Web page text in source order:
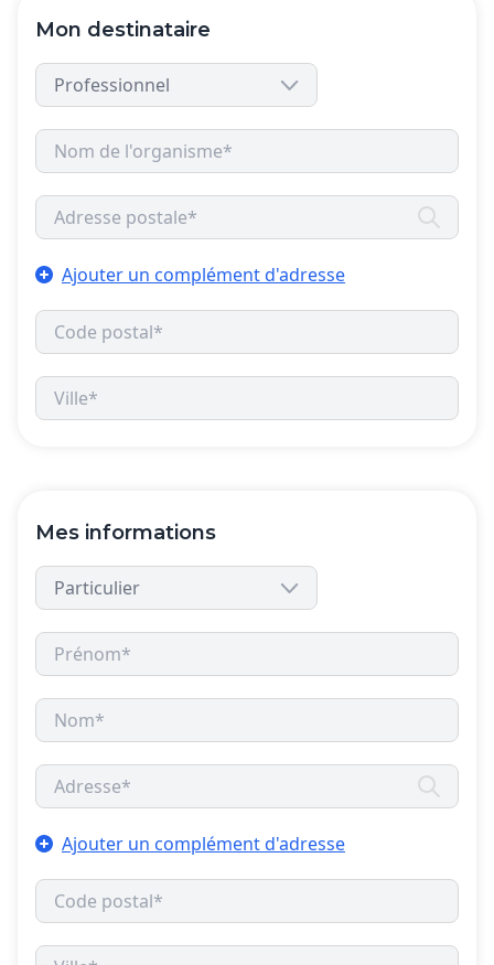
Mon destinataire
Ajouter un complément d'adresse
Mes informations
Ajouter un complément d'adresse